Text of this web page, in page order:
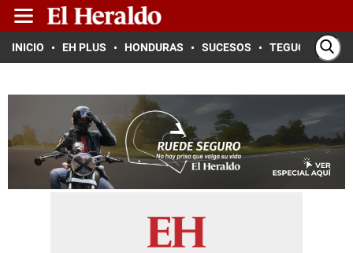
INICIO EH PLUS HONDURAS SUCESOS TEGUCIGALPA